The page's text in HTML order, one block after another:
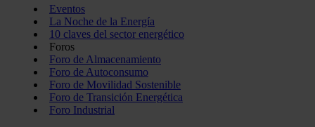
Eventos
La Noche de la Energía
10 claves del sector energético
Foros
Foro de Almacenamiento
Foro de Autoconsumo
Foro de Movilidad Sostenible
Foro de Transición Energética
Foro Industrial